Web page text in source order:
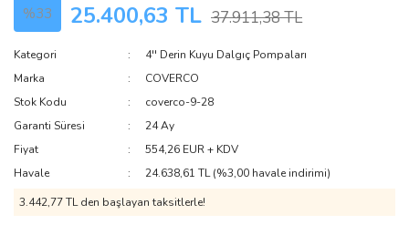
%33 25.400,63 TL 37.911,38 TL
Kategori
4'' Derin Kuyu Dalgıç Pompaları
Marka
COVERCO
Stok Kodu
coverco-9-28
Garanti Süresi
24 Ay
Fiyat
554,26 EUR + KDV
Havale
24.638,61 TL (%3,00 havale indirimi)
3.442,77 TL den başlayan taksitlerle!